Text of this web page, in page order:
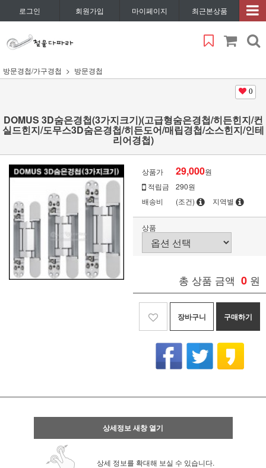
로그인 회원가입 마이페이지 최근본상품
방문경첩/가구경첩 방문경첩
0
DOMUS 3D숨은경첩(3가지크기)(고급형숨은경첩/히든힌지/컨
실드힌지/도무스3D숨은경첩/히든도어/매립경첩/소스힌지/인테
리어경첩)
상품가 29,000원
적립금
290원
배송비
(조건) 지역별
상품
총 상품 금액 0 원
장바구니 구매하기
상세정보 새창 열기
상세 정보를 확대해 보실 수 있습니다.